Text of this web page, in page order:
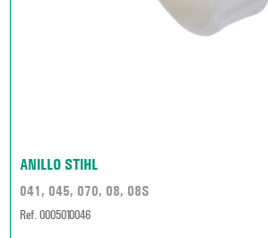
ANILLO STIHL
041, 045, 070, 08, 08S
Ref. 0005010046